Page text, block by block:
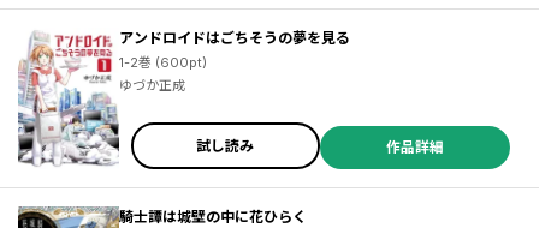
アンドロイドはごちそうの夢を見る
1-2巻 (600pt)
ゆづか正成
試し読み 作品詳細
騎士譚は城壁の中に花ひらく